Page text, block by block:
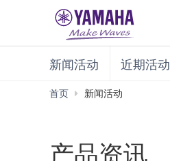
新闻活动 近期活动
首页 新闻活动
产品资讯